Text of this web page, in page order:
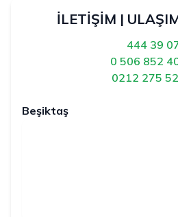
İLETİŞİM |
444 39
0 506 852
0212 275
Beşiktaş